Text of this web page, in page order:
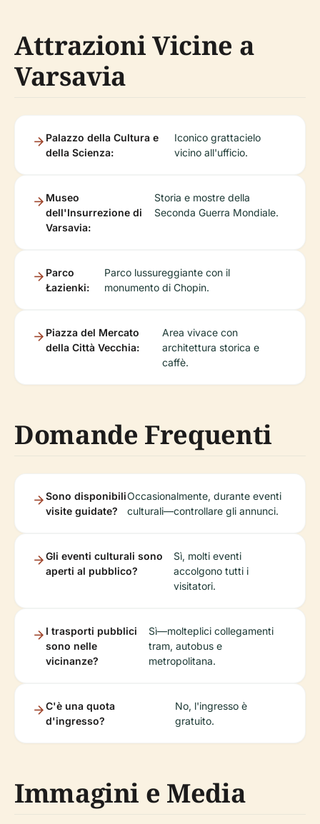
Attrazioni Vicine a
Varsavia
Palazzo della Cultura e
della Scienza:
Iconico grattacielo
vicino all'ufficio.
Museo
dell'Insurrezione di
Varsavia:
Storia e mostre della
Seconda Guerra Mondiale.
Parco
Łazienki:
Parco lussureggiante con il
monumento di Chopin.
Piazza del Mercato
della Città Vecchia:
Area vivace con
architettura storica e
caffè.
Domande Frequenti
Sono disponibili
visite guidate?
Occasionalmente, durante eventi
culturali—controllare gli annunci.
Gli eventi culturali sono
aperti al pubblico?
Sì, molti eventi
accolgono tutti i
visitatori.
I trasporti pubblici
sono nelle
vicinanze?
Sì—molteplici collegamenti
tram, autobus e
metropolitana.
C'è una quota
d'ingresso?
No, l'ingresso è
gratuito.
Immagini e Media